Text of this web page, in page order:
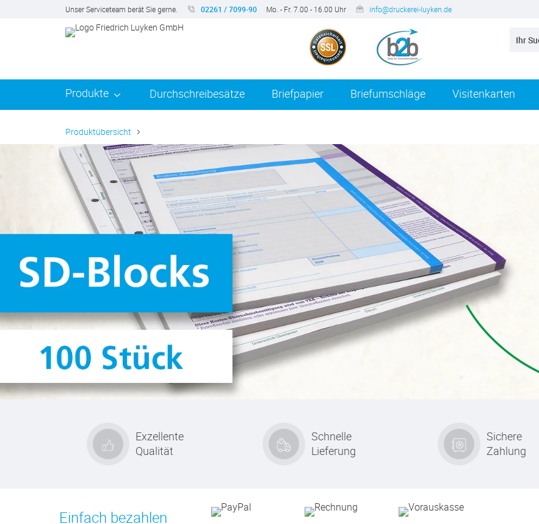
Unser Serviceteam berät Sie gerne. 02261 / 7099-90 Mo. - Fr. 7.00 - 16.00 Uhr info@druckerei-luyken.de
Produkte Durchschreibesätze Briefpapier Briefumschläge Visitenkarten
Produktübersicht
Exzellente
Qualität
Schnelle
Lieferung
Sichere
Zahlung
Einfach bezahlen